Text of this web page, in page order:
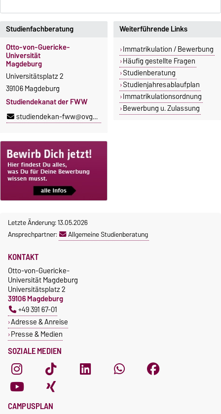
Weiterführende Links
Immatrikulation / Bewerbung
Häufig gestellte Fragen
Studienberatung
Studienjahresablaufplan
Immatrikulationsordnung
Bewerbung u. Zulassung
Studienfachberatung
Otto-von-Guericke-
Universität
Magdeburg
Universitätsplatz 2
39106 Magdeburg
Studiendekanat der FWW
studiendekan-fww@ovgu.de
Letzte Änderung: 13.05.2026
Ansprechpartner:
Allgemeine Studienberatung
SOZIALE MEDIEN
KONTAKT
Otto-von-Guericke-
Universität Magdeburg
Universitätsplatz 2
39106 Magdeburg
+49 391 67-01
Adresse & Anreise
Presse & Medien
CAMPUSPLAN